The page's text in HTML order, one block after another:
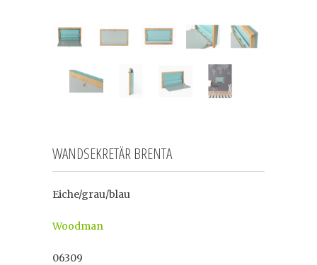
WANDSEKRETÄR BRENTA
Eiche/grau/blau
Woodman
06309